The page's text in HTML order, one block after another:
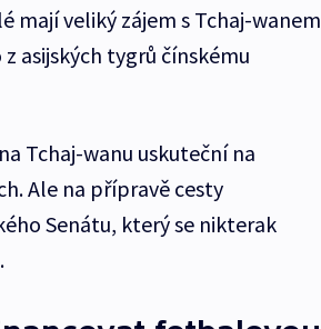
veliký zájem s Tchaj-wanem
asijských tygrů čínskému
Tchaj-wanu uskuteční na
Ale na přípravě cesty
Senátu, který se nikterak